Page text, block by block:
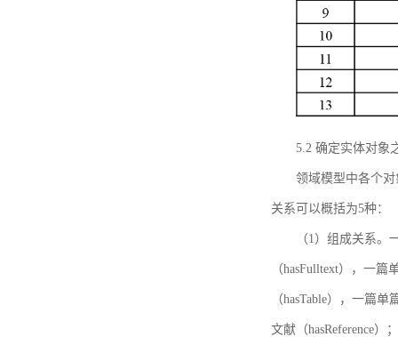
5.2 确定实体对象
领域模型中各个
关系可以概括为5种：
（1）组成关系
（hasFulltext），一
（hasTable），一篇
文献（hasReference）；